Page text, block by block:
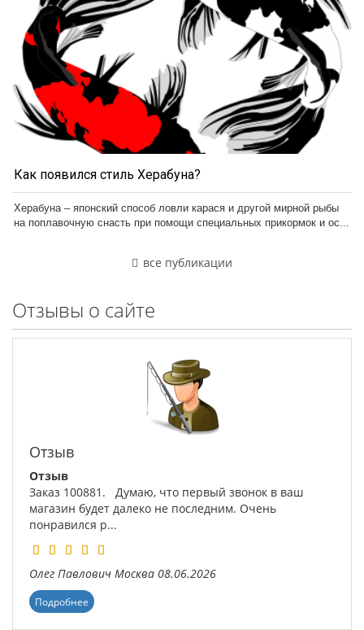
Как появился стиль Херабуна?
Херабуна – японский способ ловли карася и другой мирной рыбы
на поплавочную снасть при помощи специальных прикормок и ос...
все публикации
Отзывы о сайте
Отзыв
Отзыв
Заказ 100881. Думаю, что первый звонок в ваш
магазин будет далеко не последним. Очень
понравился р...
Олег Павлович Москва 08.06.2026
Подробнее